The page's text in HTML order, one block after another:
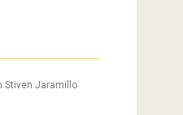
Stiven Jaramillo